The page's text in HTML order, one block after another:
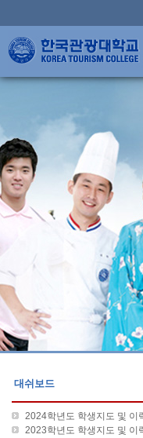
대쉬보드
2024학년도 학생지도 및 이
2023학년도 학생지도 및 이